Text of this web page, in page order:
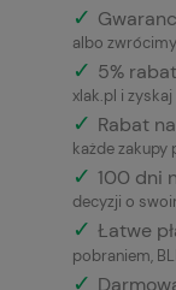
✓
albo
✓ 5%
xlak.pl i
✓ Rabat
każde zakupy
✓ 100 dni
decyzji o
✓ Łatwe
pobraniem,
✓